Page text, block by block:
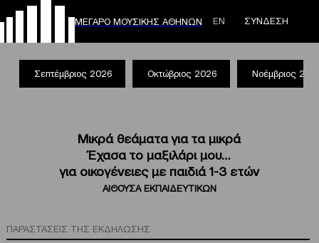
ΜΕΓΑΡΟ ΜΟΥΣΙΚΗΣ ΑΘΗΝΩΝ ΕΝ ΣΥΝΔΕΣΗ
Σεπτέμβριος 2026 Οκτώβριος 2026 Νοέμβριος
Μικρά θεάματα για τα μικρά
Έχασα το μαξιλάρι μου…
για οικογένειες με παιδιά 1-3 ετών
ΑΙΘΟΥΣΑ ΕΚΠΑΙΔΕΥΤΙΚΩΝ
ΠΑΡΑΣΤΑΣΕΙΣ ΤΗΣ ΕΚΔΗΛΩΣΗΣ